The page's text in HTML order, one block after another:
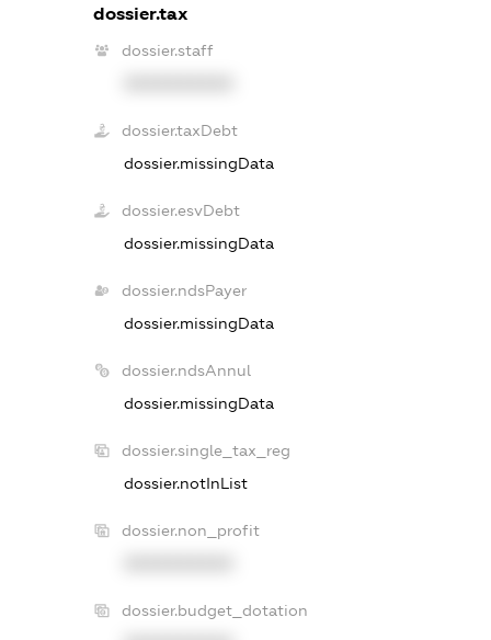
dossier.tax
dossier.staff
dossier.taxDebt
dossier.missingData
dossier.esvDebt
dossier.missingData
dossier.ndsPayer
dossier.missingData
dossier.ndsAnnul
dossier.missingData
dossier.single_tax_reg
dossier.notInList
dossier.non_profit
dossier.budget_dotation